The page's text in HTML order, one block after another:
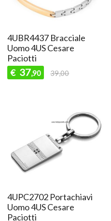
4UBR4437 Bracciale
Uomo 4US Cesare
Paciotti
€ 37,90 39,00
4UPC2702 Portachiavi
Uomo 4US Cesare
Paciotti